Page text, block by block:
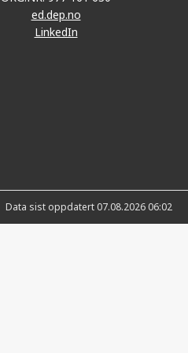
ed.dep.no
LinkedIn
Data sist oppdatert 07.08.2026 06:02